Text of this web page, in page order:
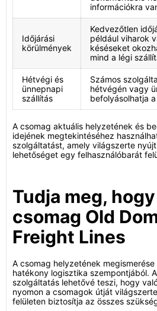
információkra
Időjárási
körülmények
Kedvezőtlen
például viharok
késéseket
mind a légi
Hétvégi és
ünnepnapi
szállítás
Számos
hétvégén vagy
befolyásolhatja
A csomag aktuális helyzetének és
idejének megtekintéséhez
szolgáltatást, amely világszerte
lehetőséget egy felhasználóbarát
Tudja meg,
csomag Old
Freight Lines
A csomag helyzetének
hatékony logisztika szempontjából. A
szolgáltatás lehetővé teszi, hogy
nyomon a csomagok útját
felületen biztosítja az összes